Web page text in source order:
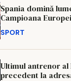
Spania domină
Campioana
SPORT
Ultimul antrenor al
precedent la